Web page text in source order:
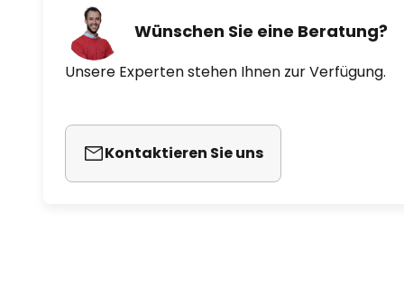
Wünschen Sie eine Beratung?
Unsere Experten stehen Ihnen zur Verfügung.
Kontaktieren Sie uns